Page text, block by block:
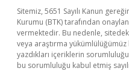
Sitemiz, 5651 Sayılı Kanun
Kurumu (BTK) tarafından
vermektedir. Bu nedenle,
veya araştırma
yazdıkları içeriklerin
bu sorumluluğu kabul etmiş